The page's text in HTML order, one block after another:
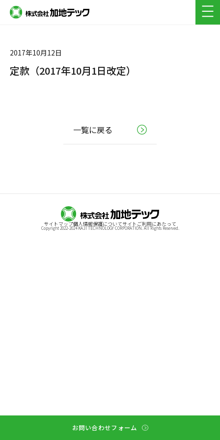
採用フロー(新卒)
2017年10月12日
定款（2017年10月1日改定）
一覧に戻る
お問い合わせフォーム
サイトマップ個人情報保護についてサイトご利用にあたって
Copyright 2022-2024 KAJI TECHNOLOGY CORPORATION. All Rights Reserved.